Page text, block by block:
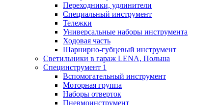
Переходники, удлинители
Специальный инструмент
Тележки
Универсальные наборы инструмента
Ходовая часть
Шарнирно-губцевый инструмент
Светильники в гараж LENA, Польша
Специнструмент 1
Вспомогательный инструмент
Моторная группа
Наборы отверток
Пневмоинструмент